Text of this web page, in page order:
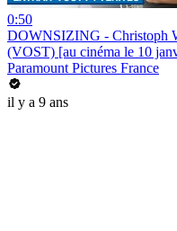
0:50
DOWNSIZING - Christoph
(VOST) [au cinéma le 10
Paramount Pictures France
il y a 9 ans